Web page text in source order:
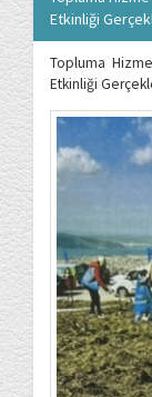
Etkinliği
Topluma
Etkinliği